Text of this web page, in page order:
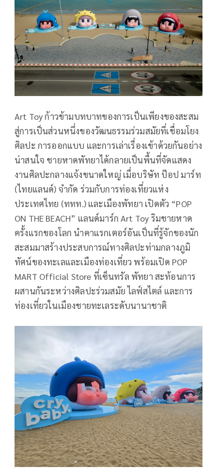
Art Toy ก้าวข้ามบทบาทของการเป็นเพียงของสะสม
สู่การเป็นส่วนหนึ่งของวัฒนธรรมร่วมสมัยที่เชื่อมโยง
ศิลปะ การออกแบบ และการเล่าเรื่องเข้าด้วยกันอย่าง
น่าสนใจ ชายหาดพัทยาได้กลายเป็นพื้นที่จัดแสดง
งานศิลปะกลางแจ้งขนาดใหญ่ เมื่อบริษัท ป๊อป มาร์ท
(ไทยแลนด์) จำกัด ร่วมกับการท่องเที่ยวแห่ง
ประเทศไทย (ททท.) และเมืองพัทยา เปิดตัว “POP
ON THE BEACH” แลนด์มาร์ก Art Toy ริมชายหาด
ครั้งแรกของโลก นำคาแรกเตอร์อันเป็นที่รู้จักของนัก
สะสมมาสร้างประสบการณ์ทางศิลปะท่ามกลางภูมิ
ทัศน์ของทะเลและเมืองท่องเที่ยว พร้อมเปิด POP
MART Official Store ที่เซ็นทรัล พัทยา สะท้อนการ
ผสานกันระหว่างศิลปะร่วมสมัย ไลฟ์สไตล์ และการ
ท่องเที่ยวในเมืองชายทะเลระดับนานาชาติ